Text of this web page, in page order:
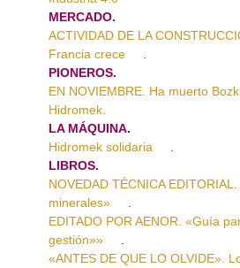
MERCADO.
ACTIVIDAD DE LA
Francia crece
PIONEROS.
EN NOVIEMBRE. Ha muerto
Hidromek.
LA MÁQUINA.
Hidromek solidaria
LIBROS.
NOVEDAD TÉCNICA
minerales»
EDITADO POR AENOR. «Guía
gestión»»
«ANTES DE QUE LO OLVIDE».